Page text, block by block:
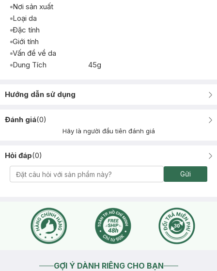
Nơi sản xuất
Loại da
Đặc tính
Giới tính
Vấn đề về da
Dung Tích
45g
Hướng dẫn sử dụng
Đánh giá(0)
Hãy là người đầu tiên đánh giá
Hỏi đáp(0)
Gửi
GỢI Ý DÀNH RIÊNG CHO BẠN